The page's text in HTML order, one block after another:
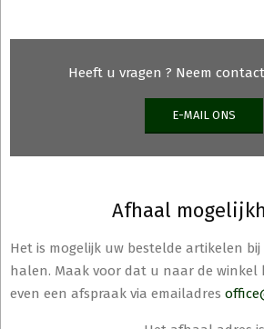
Heeft u vragen ? Neem
E-MAIL ONS
Afhaal
Het is mogelijk uw bestelde artikelen
halen. Maak voor dat u naar de winkel
even een afspraak via emailadres